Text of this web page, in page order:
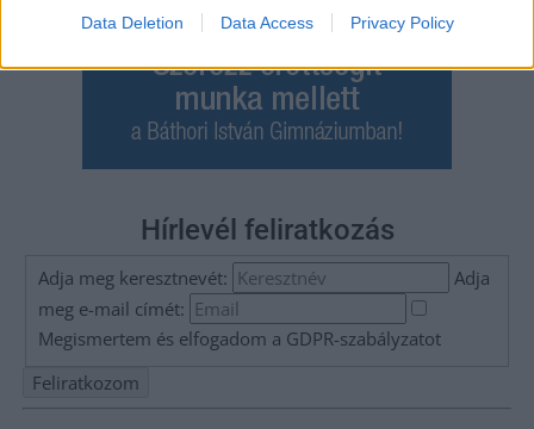
Data Deletion Data Access Privacy Policy
Hírlevél feliratkozás
Adja meg keresztnevét:
Adja
meg e-mail címét:
Megismertem és elfogadom a GDPR-szabályzatot